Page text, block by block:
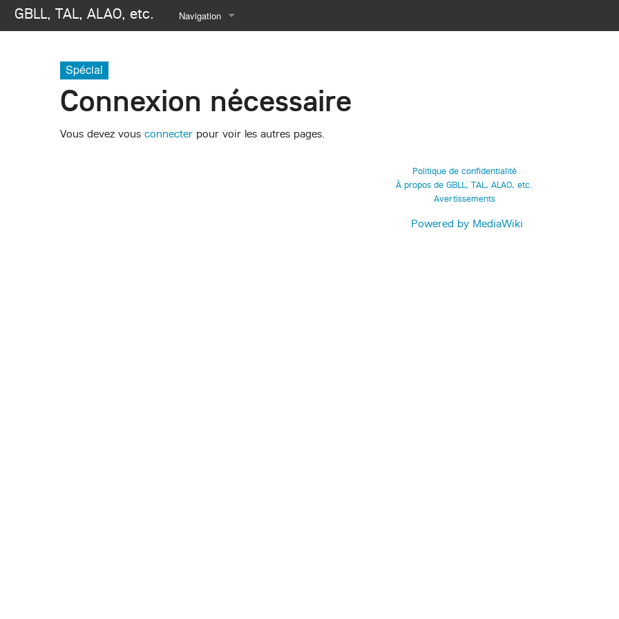
GBLL, TAL, ALAO, etc. Navigation
Spécial
Connexion nécessaire
Vous devez vous connecter pour voir les autres pages.
Politique de confidentialité
À propos de GBLL, TAL, ALAO, etc.
Avertissements
Powered by MediaWiki